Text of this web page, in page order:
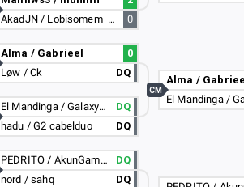
AkadJN / Lobisomem_hs
0
Alma / Gabrieel
0
Løw / Ck
DQ
El Mandinga / GalaxyPredators
DQ
hadu / G2 cabelduo
DQ
PEDRITO / AkunGamer
DQ
nord / sahq
DQ
Alma / Gabrieel
CM